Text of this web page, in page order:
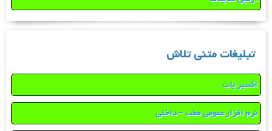
تبلیغات متنی تلاش
اکسیر یاب
نرم افزار عمومی مطب – داخلی